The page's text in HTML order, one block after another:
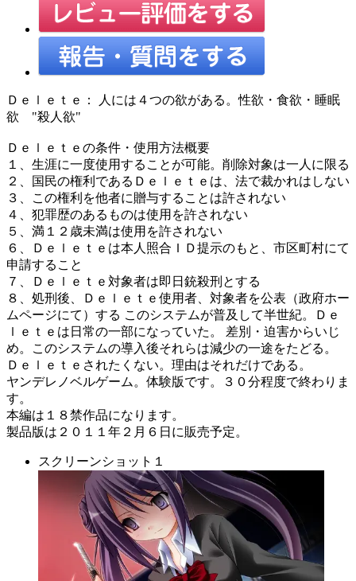
Ｄｅｌｅｔｅ： 人には４つの欲がある。性欲・食欲・睡眠
欲 "殺人欲"
Ｄｅｌｅｔｅの条件・使用方法概要
１、生涯に一度使用することが可能。削除対象は一人に限る
２、国民の権利であるＤｅｌｅｔｅは、法で裁かれはしない
３、この権利を他者に贈与することは許されない
４、犯罪歴のあるものは使用を許されない
５、満１２歳未満は使用を許されない
６、Ｄｅｌｅｔｅは本人照合ＩＤ提示のもと、市区町村にて
申請すること
７、Ｄｅｌｅｔｅ対象者は即日銃殺刑とする
８、処刑後、Ｄｅｌｅｔｅ使用者、対象者を公表（政府ホー
ムページにて）する このシステムが普及して半世紀。Ｄｅ
ｌｅｔｅは日常の一部になっていた。 差別・迫害からいじ
め。このシステムの導入後それらは減少の一途をたどる。
Ｄｅｌｅｔｅされたくない。理由はそれだけである。
ヤンデレノベルゲーム。体験版です。３０分程度で終わりま
す。
本編は１８禁作品になります。
製品版は２０１１年２月６日に販売予定。
スクリーンショット１